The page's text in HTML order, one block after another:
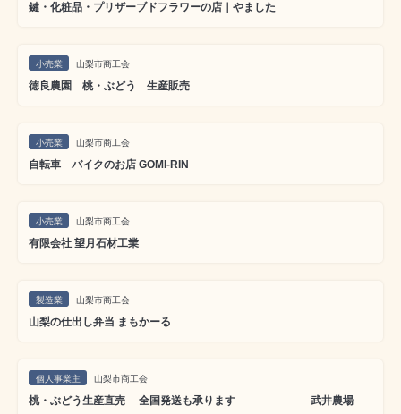
鍵・化粧品・プリザーブドフラワーの店｜やました
小売業 山梨市商工会
徳良農園 桃・ぶどう 生産販売
小売業 山梨市商工会
自転車 バイクのお店 GOMI-RIN
小売業 山梨市商工会
有限会社 望月石材工業
製造業 山梨市商工会
山梨の仕出し弁当 まもかーる
個人事業主 山梨市商工会
桃・ぶどう生産直売 全国発送も承ります 武井農場